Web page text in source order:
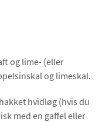
og lime- (eller
og limeskal.
hvidløg (hvis du
med en gaffel eller